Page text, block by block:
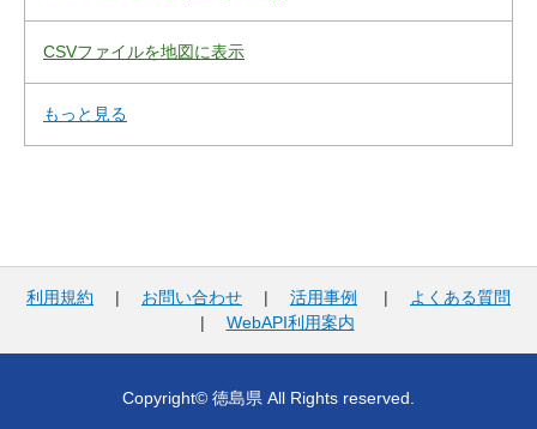
CSVファイルを地図に表示
もっと見る
利用規約 | お問い合わせ | 活用事例 |
よくある質問
| WebAPI利用案内
Copyright© 徳島県 All Rights reserved.